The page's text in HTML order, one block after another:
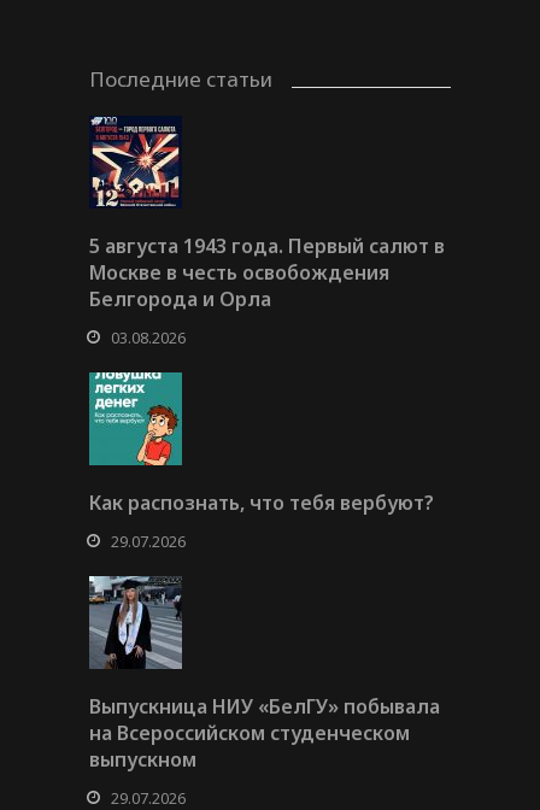
Последние статьи
5 августа 1943 года. Первый салют в
Москве в честь освобождения
Белгорода и Орла
03.08.2026
Как распознать, что тебя вербуют?
29.07.2026
Выпускница НИУ «БелГУ» побывала
на Всероссийском студенческом
выпускном
29.07.2026